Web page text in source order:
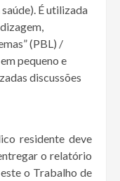
É utilizada
(PBL) /
pequeno e
discussões
residente deve
o relatório
o Trabalho de